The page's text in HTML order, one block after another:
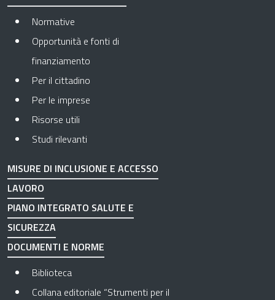
Normative
Opportunità e fonti di
finanziamento
Per il cittadino
Per le imprese
Risorse utili
Studi rilevanti
MISURE DI INCLUSIONE E ACCESSO
LAVORO
PIANO INTEGRATO SALUTE E
SICUREZZA
DOCUMENTI E NORME
Biblioteca
Collana editoriale “Strumenti per il